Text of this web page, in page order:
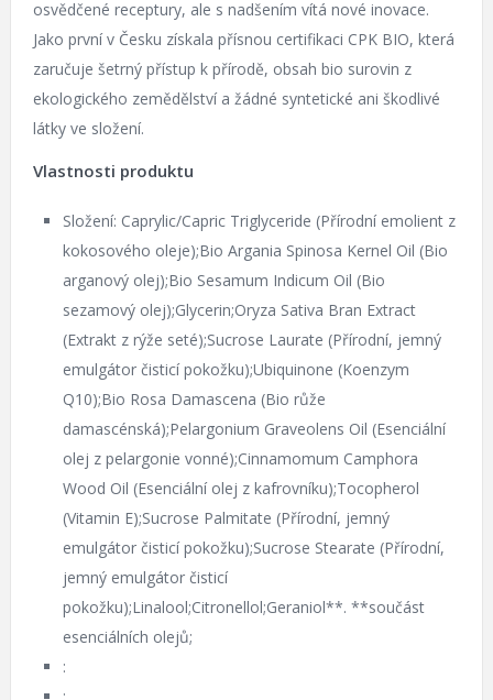
osvědčené receptury, ale s nadšením vítá nové inovace.
Jako první v Česku získala přísnou certifikaci CPK BIO, která
zaručuje šetrný přístup k přírodě, obsah bio surovin z
ekologického zemědělství a žádné syntetické ani škodlivé
látky ve složení.
Vlastnosti produktu
Složení: Caprylic/Capric Triglyceride (Přírodní emolient z
kokosového oleje);Bio Argania Spinosa Kernel Oil (Bio
arganový olej);Bio Sesamum Indicum Oil (Bio
sezamový olej);Glycerin;Oryza Sativa Bran Extract
(Extrakt z rýže seté);Sucrose Laurate (Přírodní, jemný
emulgátor čisticí pokožku);Ubiquinone (Koenzym
Q10);Bio Rosa Damascena (Bio růže
damascénská);Pelargonium Graveolens Oil (Esenciální
olej z pelargonie vonné);Cinnamomum Camphora
Wood Oil (Esenciální olej z kafrovníku);Tocopherol
(Vitamin E);Sucrose Palmitate (Přírodní, jemný
emulgátor čisticí pokožku);Sucrose Stearate (Přírodní,
jemný emulgátor čisticí
pokožku);Linalool;Citronellol;Geraniol**. **součást
esenciálních olejů;
: